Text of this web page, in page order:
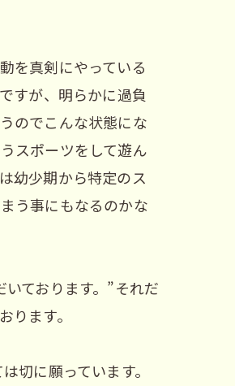
を真剣にやっている
すが、明らかに過負
のでこんな状態にな
スポーツをして遊ん
幼少期から特定のス
う事にもなるのかな
ております。”それだ
ます。
切に願っています。